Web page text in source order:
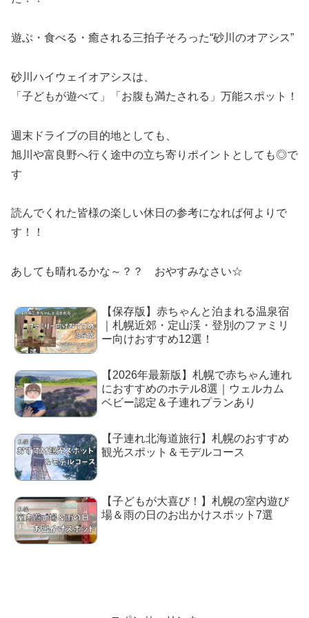
遊ぶ・食べる・癒される三拍子そろった“砂川のオアシス”
砂川ハイウェイオアシスは、
「子どもが遊べて」「お腹も満たされる」万能スポット！
週末ドライブの目的地としても、
旭川や富良野へ行く途中の立ち寄りポイントとしても◎で
す
読んでくれた皆様の楽しい休日の参考になれば何よりで
す！！
あしても晴れるかな～？？ おやすみなさい☆
【保存版】赤ちゃんと泊まれる温泉宿
｜札幌近郊・定山渓・登別のファミリ
ー向けおすすめ12選！
【2026年最新版】札幌で赤ちゃん連れ
におすすめのホテル8選｜ウェルカム
ベビー認定＆子連れプランあり
【子連れ北海道旅行】札幌のおすすめ
観光スポット＆モデルコース
【子どもが大喜び！】札幌の室内遊び
場＆雨の日のお出かけスポット7選